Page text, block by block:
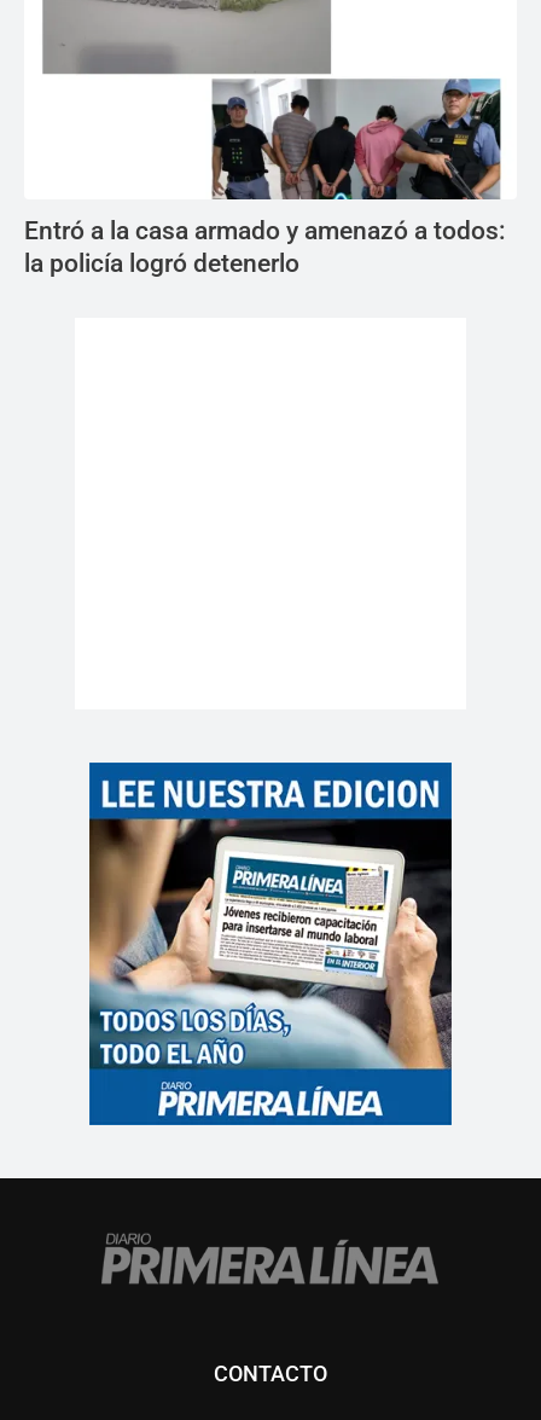
Entró a la casa armado y amenazó a todos:
la policía logró detenerlo
CONTACTO